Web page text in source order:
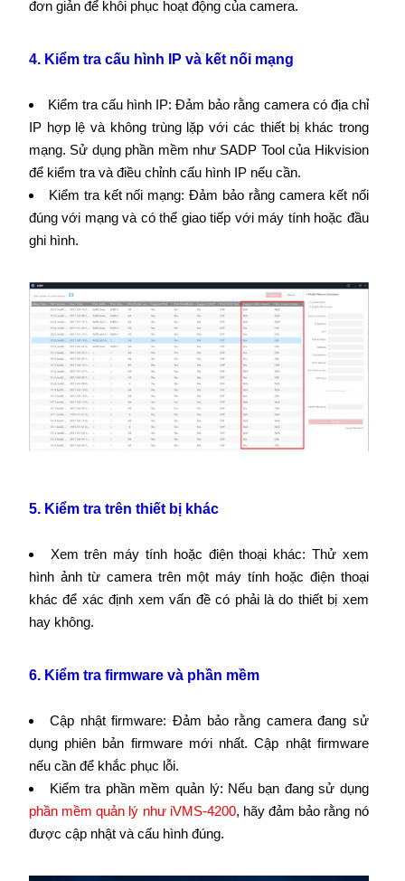
đơn giản để khôi phục hoạt động của camera.
4. Kiểm tra cấu hình IP và kết nối mạng
Kiểm tra cấu hình IP: Đảm bảo rằng camera có địa chỉ
IP hợp lệ và không trùng lặp với các thiết bị khác trong
mạng. Sử dụng phần mềm như SADP Tool của Hikvision
để kiểm tra và điều chỉnh cấu hình IP nếu cần.
Kiểm tra kết nối mạng: Đảm bảo rằng camera kết nối
đúng với mạng và có thể giao tiếp với máy tính hoặc đầu
ghi hình.
5. Kiểm tra trên thiết bị khác
Xem trên máy tính hoặc điện thoại khác: Thử xem
hình ảnh từ camera trên một máy tính hoặc điện thoại
khác để xác định xem vấn đề có phải là do thiết bị xem
hay không.
6. Kiểm tra firmware và phần mềm
Cập nhật firmware: Đảm bảo rằng camera đang sử
dụng phiên bản firmware mới nhất. Cập nhật firmware
nếu cần để khắc phục lỗi.
Kiểm tra phần mềm quản lý: Nếu bạn đang sử dụng
phần mềm quản lý như iVMS-4200, hãy đảm bảo rằng nó
được cập nhật và cấu hình đúng.